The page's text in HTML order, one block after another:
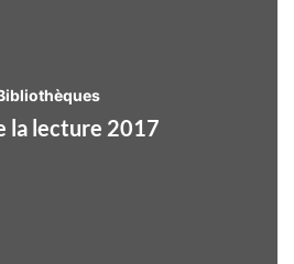
la lecture 2017